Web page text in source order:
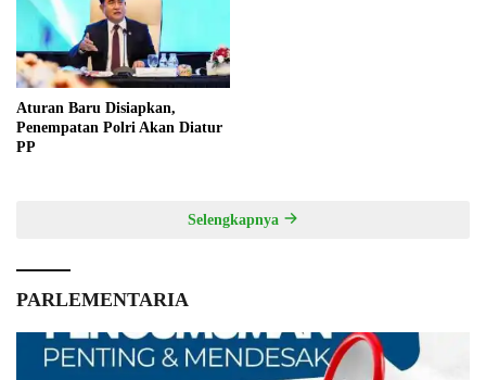
Aturan Baru Disiapkan,
Penempatan Polri Akan Diatur
PP
Selengkapnya
PARLEMENTARIA